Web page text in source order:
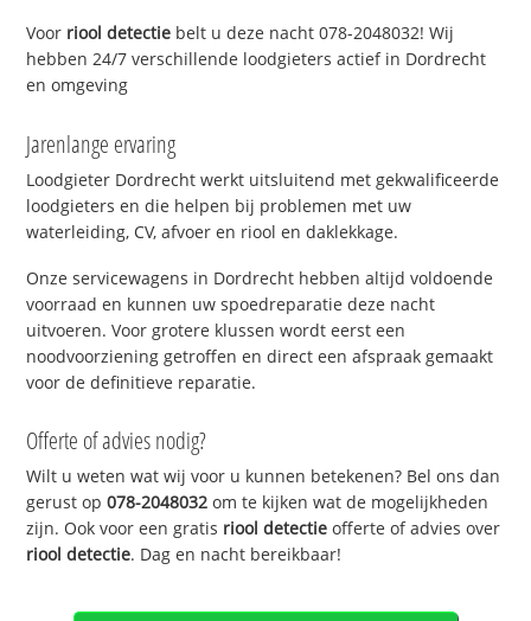
Voor riool detectie belt u deze nacht 078-2048032! Wij
hebben 24/7 verschillende loodgieters actief in Dordrecht
en omgeving
Jarenlange ervaring
Loodgieter Dordrecht werkt uitsluitend met gekwalificeerde
loodgieters en die helpen bij problemen met uw
waterleiding, CV, afvoer en riool en daklekkage.
Onze servicewagens in Dordrecht hebben altijd voldoende
voorraad en kunnen uw spoedreparatie deze nacht
uitvoeren. Voor grotere klussen wordt eerst een
noodvoorziening getroffen en direct een afspraak gemaakt
voor de definitieve reparatie.
Offerte of advies nodig?
Wilt u weten wat wij voor u kunnen betekenen? Bel ons dan
gerust op078-2048032 om te kijken wat de mogelijkheden
zijn. Ook voor een gratis riool detectie offerte of advies over
riool detectie. Dag en nacht bereikbaar!